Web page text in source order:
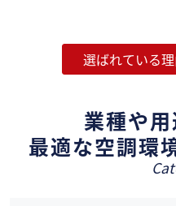
選ばれている
業種や
最適な空調環